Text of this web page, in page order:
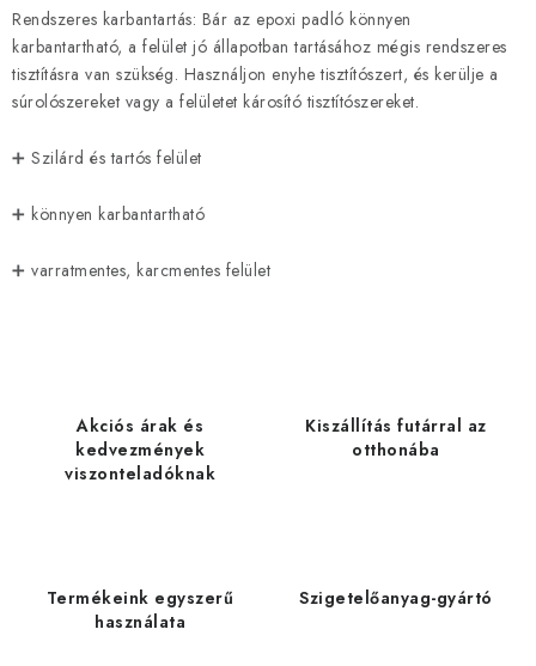
Rendszeres karbantartás: Bár az epoxi padló könnyen
karbantartható, a felület jó állapotban tartásához mégis rendszeres
tisztításra van szükség. Használjon enyhe tisztítószert, és kerülje a
súrolószereket vagy a felületet károsító tisztítószereket.
➕ Szilárd és tartós felület
➕ könnyen karbantartható
➕ varratmentes, karcmentes felület
Akciós árak és
kedvezmények
viszonteladóknak
Kiszállítás futárral az
otthonába
Termékeink egyszerű
használata
Szigetelőanyag-gyártó